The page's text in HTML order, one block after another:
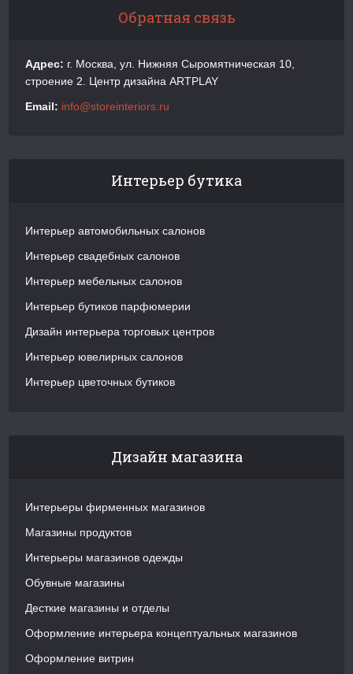
Обратная связь
Адрес: г. Москва, ул. Нижняя Сыромятническая 10,
строение 2. Центр дизайна ARTPLAY
Email: info@storeinteriors.ru
Интерьер бутика
Интерьер автомобильных салонов
Интерьер свадебных салонов
Интерьер мебельных салонов
Интерьер бутиков парфюмерии
Дизайн интерьера торговых центров
Интерьер ювелирных салонов
Интерьер цветочных бутиков
Дизайн магазина
Интерьеры фирменных магазинов
Магазины продуктов
Интерьеры магазинов одежды
Обувные магазины
Десткие магазины и отделы
Оформление интерьера концептуальных магазинов
Оформление витрин